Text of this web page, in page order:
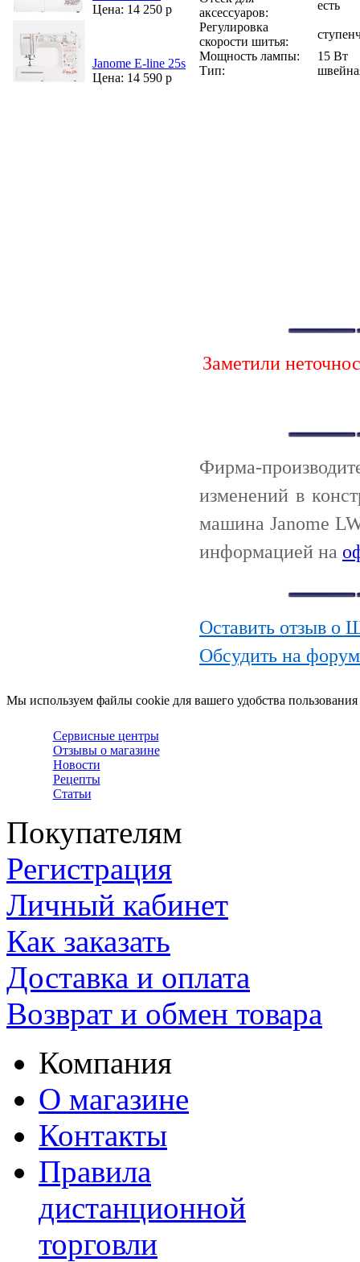
Цена: 14 250 р
Janome E-line 25s
Цена: 14 590 р
аксессуаров:
есть
Регулировка
скорости шитья:
Мощность лампы:
15 Вт
Тип:
Заметили
Фирма-
изменений в
машина Janome
информацией на
Оставить отзыв о
Обсудить на
Мы используем файлы cookie для вашего удобства
Сервисные центры
Отзывы о магазине
Новости
Рецепты
Статьи
Покупателям
Регистрация
Личный кабинет
Как заказать
Доставка и оплата
Возврат и обмен товара
Компания
О магазине
Контакты
Правила
дистанционной
торговли